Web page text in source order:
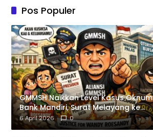
Tunggu
Kelengkapan
Administrasi
Pos Populer
GMMSH Naikkan Level Kasus Oknum
Bank Mandiri, Surat Melayang ke
Presiden
6 April 2026 0